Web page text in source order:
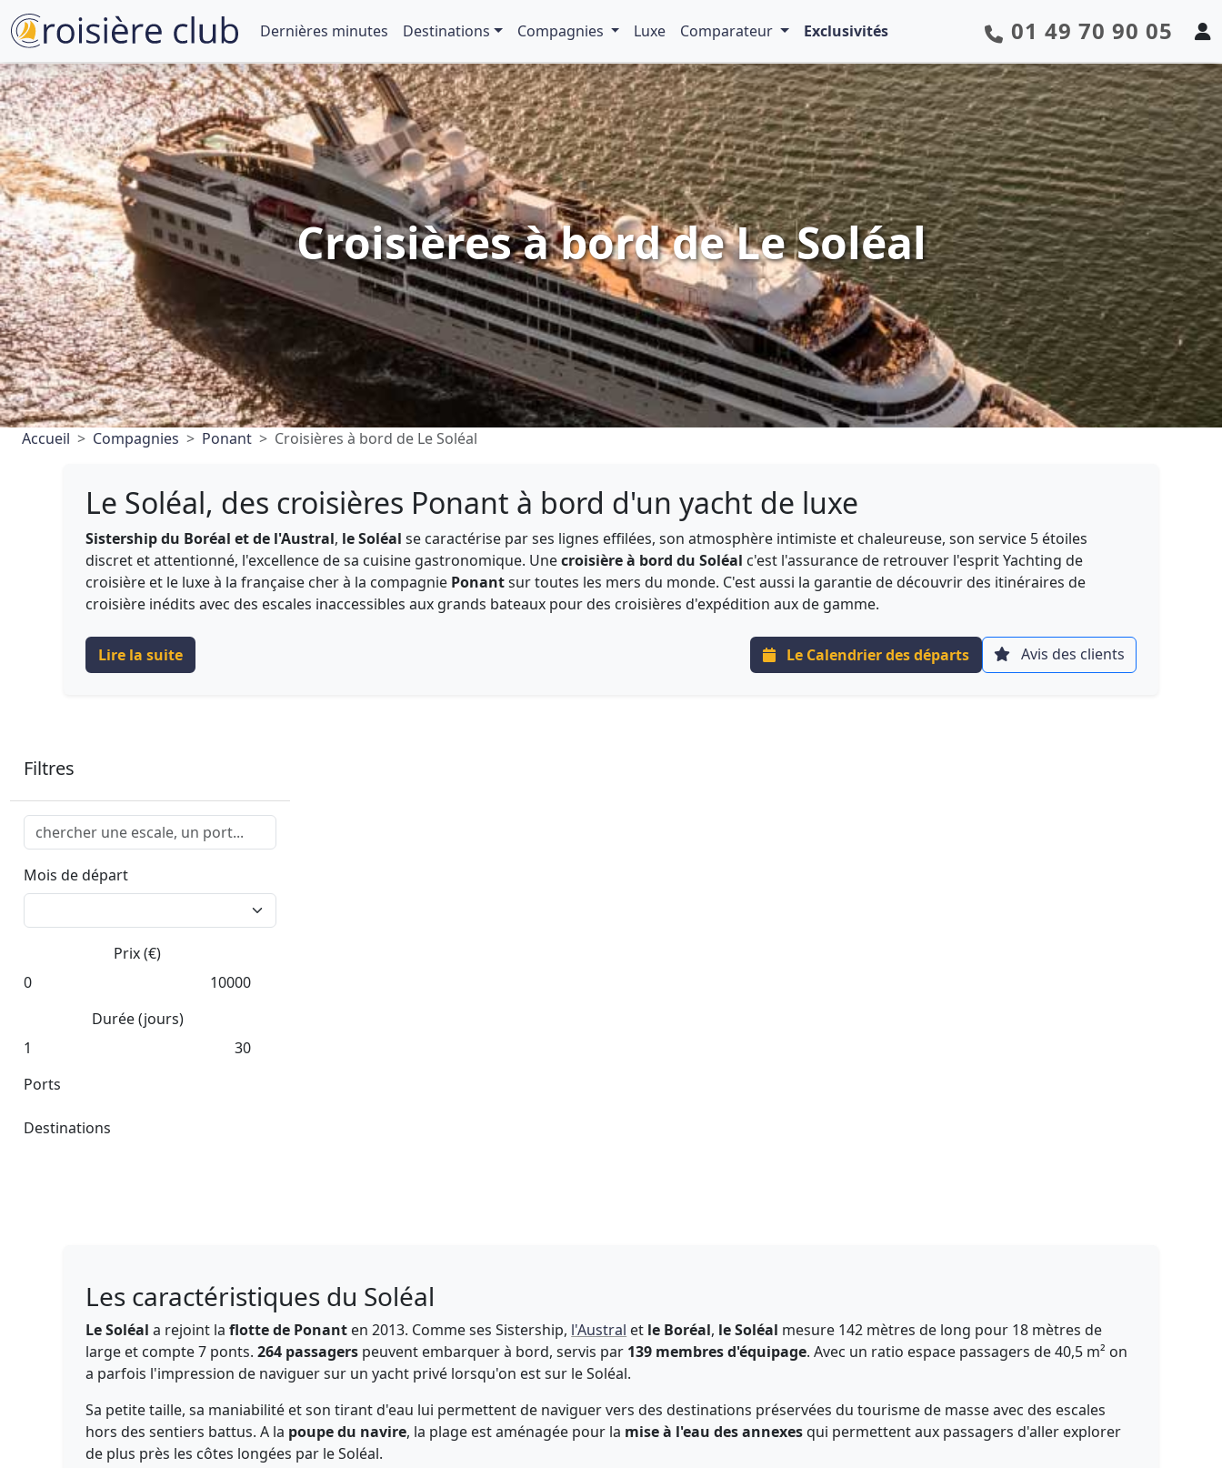
Dernières minutes Destinations Compagnies Luxe Comparateur Exclusivités 01 49 70 90 05
Croisières à bord de Le Soléal
Accueil Compagnies Ponant Croisières à bord de Le Soléal
Le Soléal, des croisières Ponant à bord d'un yacht de luxe
Sistership du Boréal et de l'Austral, le Soléal se caractérise par ses lignes effilées, son atmosphère intimiste et chaleureuse, son service 5 étoiles
discret et attentionné, l'excellence de sa cuisine gastronomique. Unecroisière à bord du Soléal c'est l'assurance de retrouver l'esprit Yachting de
croisière et le luxe à la française cher à la compagnie Ponantsur toutes les mers du monde. C'est aussi la garantie de découvrir des itinéraires de
croisière inédits avec des escales inaccessibles aux grands bateaux pour des croisières d'expédition aux de gamme.
Lire la suite Le Calendrier des départs Avis des clients
Filtres
Mois de départ
Prix (€)
0
10000
Durée (jours)
1
30
Ports
Destinations
Les caractéristiques du Soléal
Le Soléal a rejoint laflotte de Ponant en 2013. Comme ses Sistership, l'Austral et le Boréal, le Soléal mesure 142 mètres de long pour 18 mètres de
large et compte 7 ponts.264 passagers peuvent embarquer à bord, servis par 139 membres d'équipage. Avec un ratio espace passagers de 40,5 m² on
a parfois l'impression de naviguer sur un yacht privé lorsqu'on est sur le Soléal.
Sa petite taille, sa maniabilité et son tirant d'eau lui permettent de naviguer vers des destinations préservées du tourisme de masse avec des escales
hors des sentiers battus. A la poupe du navire, la plage est aménagée pour la mise à l'eau des annexesqui permettent aux passagers d'aller explorer
de plus près les côtes longées par le Soléal.